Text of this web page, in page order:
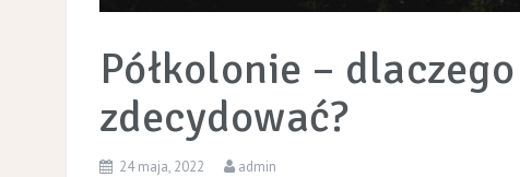
Półkolonie –
zdecydować?
24 maja, 2022 admin